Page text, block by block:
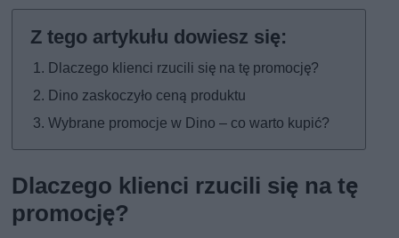
Dlaczego klienci rzucili się na tę promocję?
Dino zaskoczyło ceną produktu
Wybrane promocje w Dino – co warto kupić?
Dlaczego klienci rzucili się na tę
promocję?